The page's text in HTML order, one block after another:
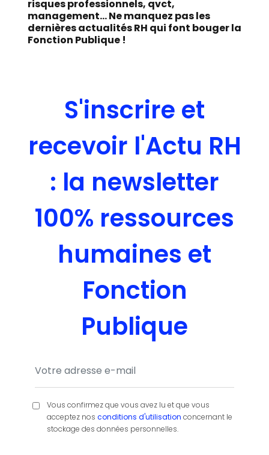
risques professionnels, qvct,
management... Ne manquez pas les
dernières actualités RH qui font bouger la
Fonction Publique !
S'inscrire et
recevoir l'Actu RH
: la newsletter
100% ressources
humaines et
Fonction
Publique
Vous confirmez que vous avez lu et que vous
acceptez nos conditions d'utilisation concernant le
stockage des données personnelles.